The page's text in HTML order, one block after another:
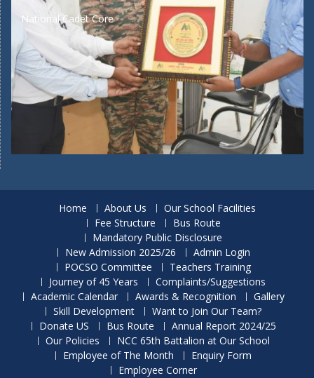
National Cadet Core
Home About Us
Our School Facilities
Fee Structure
Bus Route
Mandatory Public Disclosure
New Admission 2025/26
Admin Login
POCSO Committee
Teachers Training
Journey of 45 Years
Complaints/Suggestions
Academic Calendar
Awards & Recognition
Gallery
Skill Development
Want to Join Our Team?
Donate US
Bus Route
Annual Report 2024/25
Our Policies
NCC 65th Battalion at Our School
Employee of The Month
Enquiry Form
Employee Corner